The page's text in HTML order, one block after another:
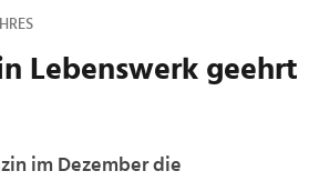
Lebenswerk geehrt
im Dezember die